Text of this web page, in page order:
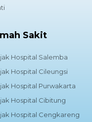
Sakit
Hospital Salemba
Hospital Cileungsi
Hospital Purwakarta
Hospital Cibitung
Hospital Cengkareng